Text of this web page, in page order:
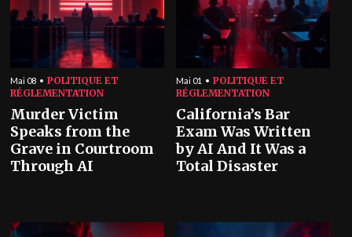
Mai 08
POLITIQUE ET
RÉGLEMENTATION
Murder Victim
Speaks from the
Grave in Courtroom
Through AI
Mai 01
POLITIQUE ET
RÉGLEMENTATION
California’s Bar
Exam Was Written
by AI And It Was a
Total Disaster